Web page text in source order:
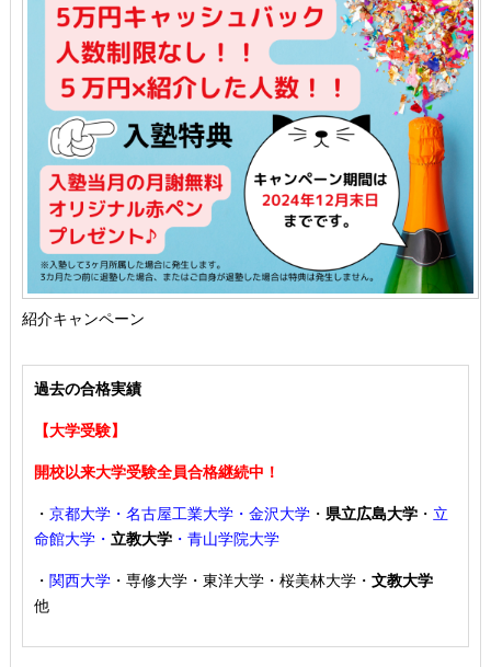
紹介キャンペーン
過去の合格実績
【大学受験】
開校以来大学受験全員合格継続中！
・ 京都大学・名古屋工業大学・金沢大学・ 県立広島大学・ 立
命館大学・ 立教大学・青山学院大学
・ 関西大学・専修大学・東洋大学・桜美林大学・ 文教大学
他